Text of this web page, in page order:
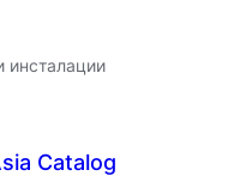
инсталации
Catalog